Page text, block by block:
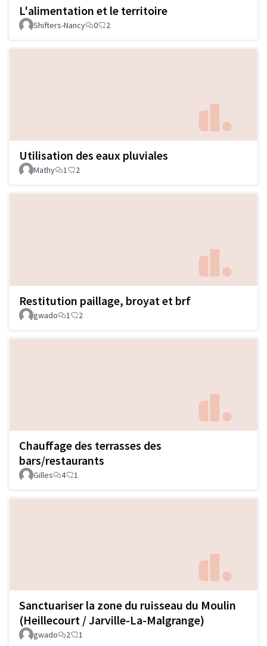
L'alimentation et le territoire
Shifters-Nancy 0 2
Utilisation des eaux pluviales
Mathy 1 2
Restitution paillage, broyat et brf
gwado 1 2
Chauffage des terrasses des
bars/restaurants
Gilles 4 1
Sanctuariser la zone du ruisseau du Moulin
(Heillecourt / Jarville-La-Malgrange)
gwado 2 1